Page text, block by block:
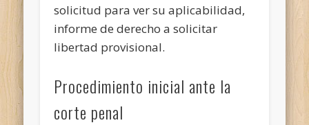
solicitud para ver su aplicabilidad,
informe de derecho a solicitar
libertad provisional.
Procedimiento inicial ante la
corte penal